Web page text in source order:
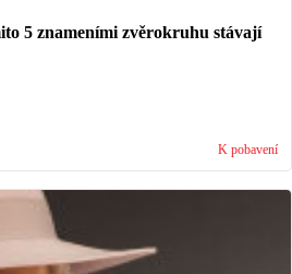
5 znameními zvěrokruhu stávají
K pobavení